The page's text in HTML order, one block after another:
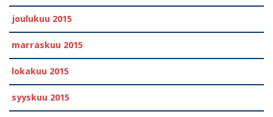
joulukuu 2015
marraskuu 2015
lokakuu 2015
syyskuu 2015